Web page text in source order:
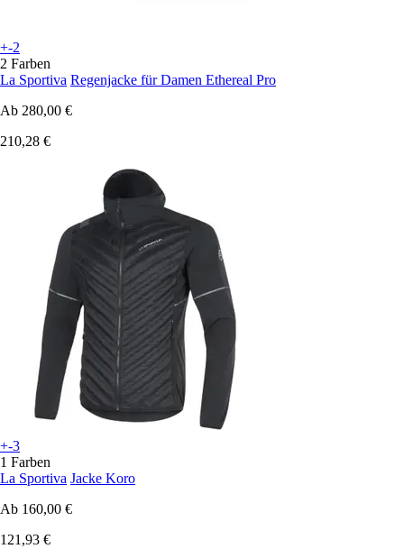
+-2
2 Farben
La Sportiva Regenjacke für Damen Ethereal Pro
Ab 280,00 €
210,28 €
+-3
1 Farben
La Sportiva Jacke Koro
Ab 160,00 €
121,93 €